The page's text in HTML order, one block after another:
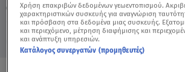
11.02.22, 13:40 ΖΩΔΙΑ
Χρήση επακριβών δεδομένων γεωεντοπισμού.
χαρακτηριστικών συσκευής για αναγνώριση
και πρόσβαση στα δεδομένα μιας συσκευής.
και περιεχόμενο, μέτρηση διαφήμισης και
και ανάπτυξη υπηρεσιών.
Κατάλογος συνεργατών (προμηθευτές)